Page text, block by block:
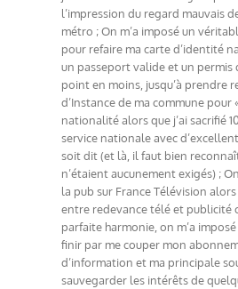
l’impression du regard mauvais
métro ; On m’a imposé un
pour refaire ma carte d’identité
un passeport valide et un permis
point en moins, jusqu’à prendre
d’Instance de ma commune
nationalité alors que j’ai sacrifié
service nationale avec
soit dit (et là, il faut bien
n’étaient aucunement exigés) ;
la pub sur France Télévision
entre redevance télé et publicité
parfaite harmonie, on m’a
finir par me couper mon
d’information et ma principale
sauvegarder les intérêts de